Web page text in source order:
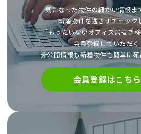
気になった物件の細かい情報ま
新着物件を逃さずチェック
「もったいないオフィス居抜き
会員登録していただく
非公開情報も新着物件も簡単に
会員登録はこちら